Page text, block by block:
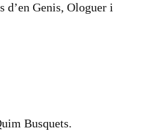
d’en Genis, Ologuer i
Busquets.